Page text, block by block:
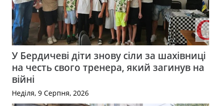
У Бердичеві діти знову сіли за шахівниці
на честь свого тренера, який загинув на
війні
Неділя, 9 Серпня, 2026